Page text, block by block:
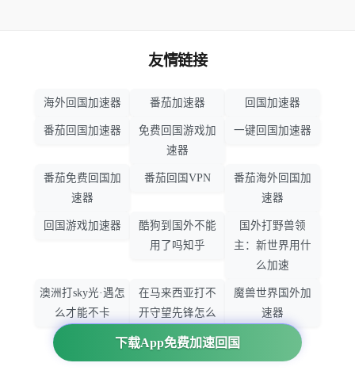
下载App免费加速回国
友情链接
海外回国加速器 番茄加速器 回国加速器
番茄回国加速器
免费回国游戏加
速器
一键回国加速器
番茄免费回国加
速器
番茄回国VPN
番茄海外回国加
速器
回国游戏加速器
酷狗到国外不能
用了吗知乎
国外打野兽领
主：新世界用什
么加速
澳洲打sky光·遇怎
么才能不卡
在马来西亚打不
开守望先锋怎么
办
魔兽世界国外加
速器